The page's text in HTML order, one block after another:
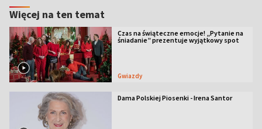
Więcej na ten temat
Czas na świąteczne emocje! „Pytanie na
śniadanie” prezentuje wyjątkowy spot
Gwiazdy
Dama Polskiej Piosenki - Irena Santor